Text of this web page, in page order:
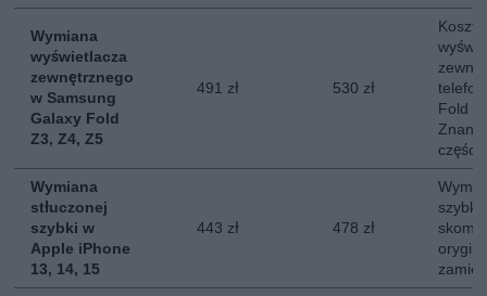
Wymiana
wyświetlacza
zewnętrznego
w Samsung
Galaxy Fold
Z3, Z4, Z5
491 zł 530 zł
Koszt
Fold
Znany
części.
Wymiana
stłuczonej
szybki w
Apple iPhone
13, 14, 15
443 zł 478 zł